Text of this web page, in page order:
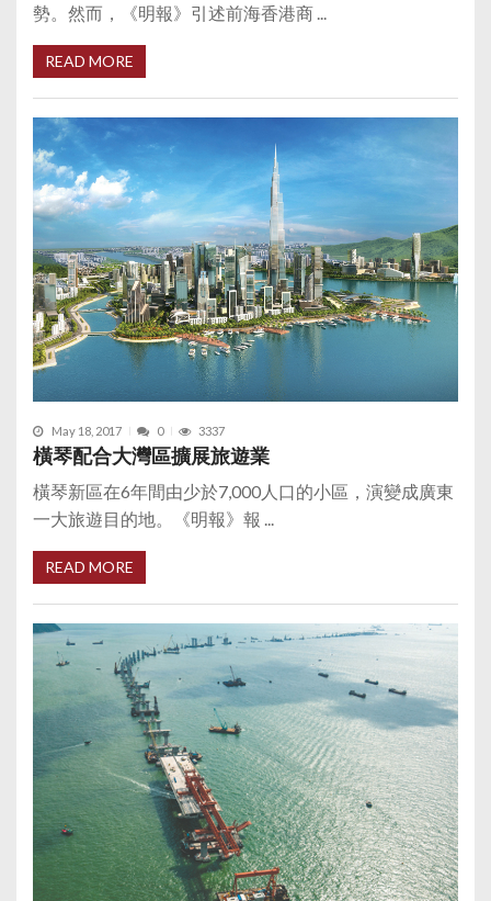
勢。然而，《明報》引述前海香港商 ...
READ MORE
May 18, 2017 0 3337
橫琴配合大灣區擴展旅遊業
橫琴新區在6年間由少於7,000人口的小區，演變成廣東
一大旅遊目的地。《明報》報 ...
READ MORE